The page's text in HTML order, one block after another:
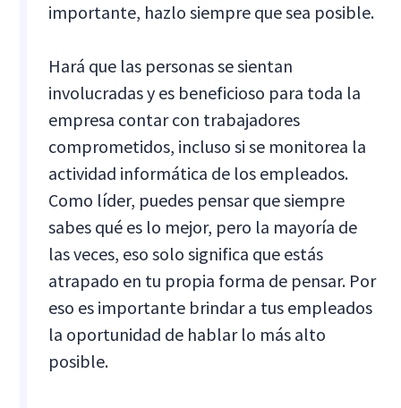
importante, hazlo siempre que sea posible.
Hará que las personas se sientan
involucradas y es beneficioso para toda la
empresa contar con trabajadores
comprometidos, incluso si se monitorea la
actividad informática de los empleados.
Como líder, puedes pensar que siempre
sabes qué es lo mejor, pero la mayoría de
las veces, eso solo significa que estás
atrapado en tu propia forma de pensar. Por
eso es importante brindar a tus empleados
la oportunidad de hablar lo más alto
posible.